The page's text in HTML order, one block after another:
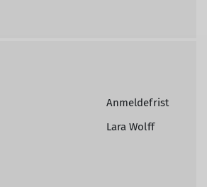
Anmeldefrist
Lara Wolff